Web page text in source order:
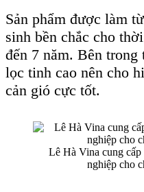
Sản phẩm được làm
sinh bền chắc cho
đến 7 năm. Bên
lọc tinh cao nên cho
cản gió cực tốt.
Lê Hà Vina cung
nghiệp cho